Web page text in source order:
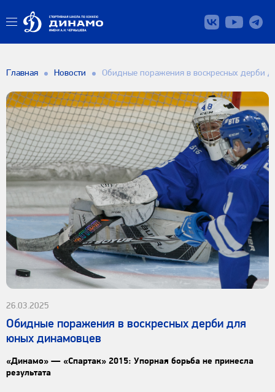
Главная Новости Обидные поражения в воскресных дерби
26.03.2025
Обидные поражения в воскресных дерби для
юных динамовцев
«Динамо» — «Спартак» 2015: Упорная борьба не принесла
результата